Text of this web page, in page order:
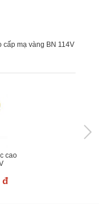
cấp mạ vàng BN 114V
cao
đ